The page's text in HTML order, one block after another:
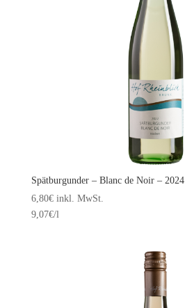
Spätburgunder – Blanc de Noir – 2024
6,80€ inkl. MwSt.
9,07€/l